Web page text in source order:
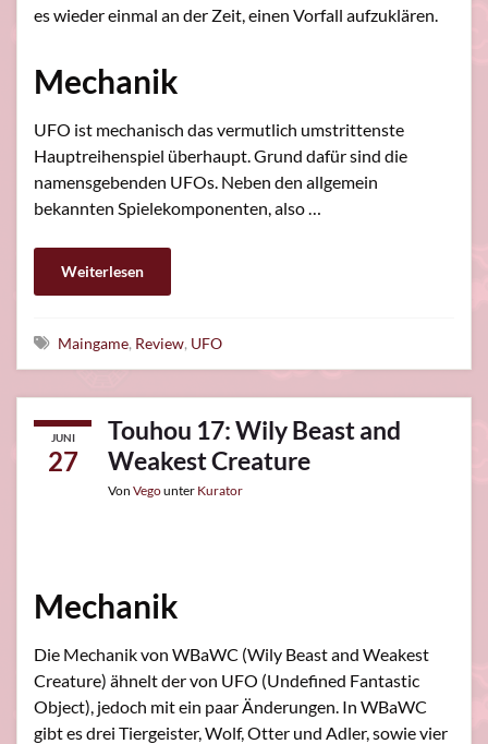
es wieder einmal an der Zeit, einen Vorfall aufzuklären.
Mechanik
UFO ist mechanisch das vermutlich umstrittenste
Hauptreihenspiel überhaupt. Grund dafür sind die
namensgebenden UFOs. Neben den allgemein
bekannten Spielekomponenten, also …
Weiterlesen
Schlagwörter
Maingame, Review, UFO
JUNI
27
Touhou 17: Wily Beast and
Weakest Creature
Von Vegounter Kurator
Mechanik
Die Mechanik von WBaWC (Wily Beast and Weakest
Creature) ähnelt der von UFO (Undefined Fantastic
Object), jedoch mit ein paar Änderungen. In WBaWC
gibt es drei Tiergeister, Wolf, Otter und Adler, sowie vier